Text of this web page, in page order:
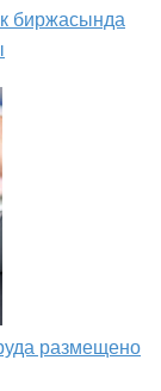
биржасында
размещено